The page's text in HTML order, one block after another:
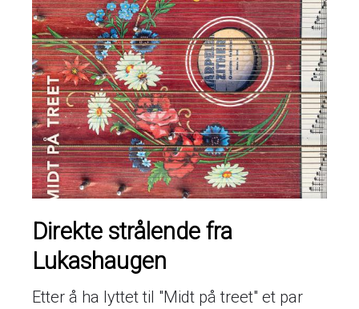
Direkte strålende fra
Lukashaugen
Etter å ha lyttet til "Midt på treet" et par